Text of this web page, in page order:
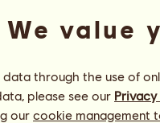
19:30
Energie
Moral
We value
through the use of
please see our Privacy
our cookie management